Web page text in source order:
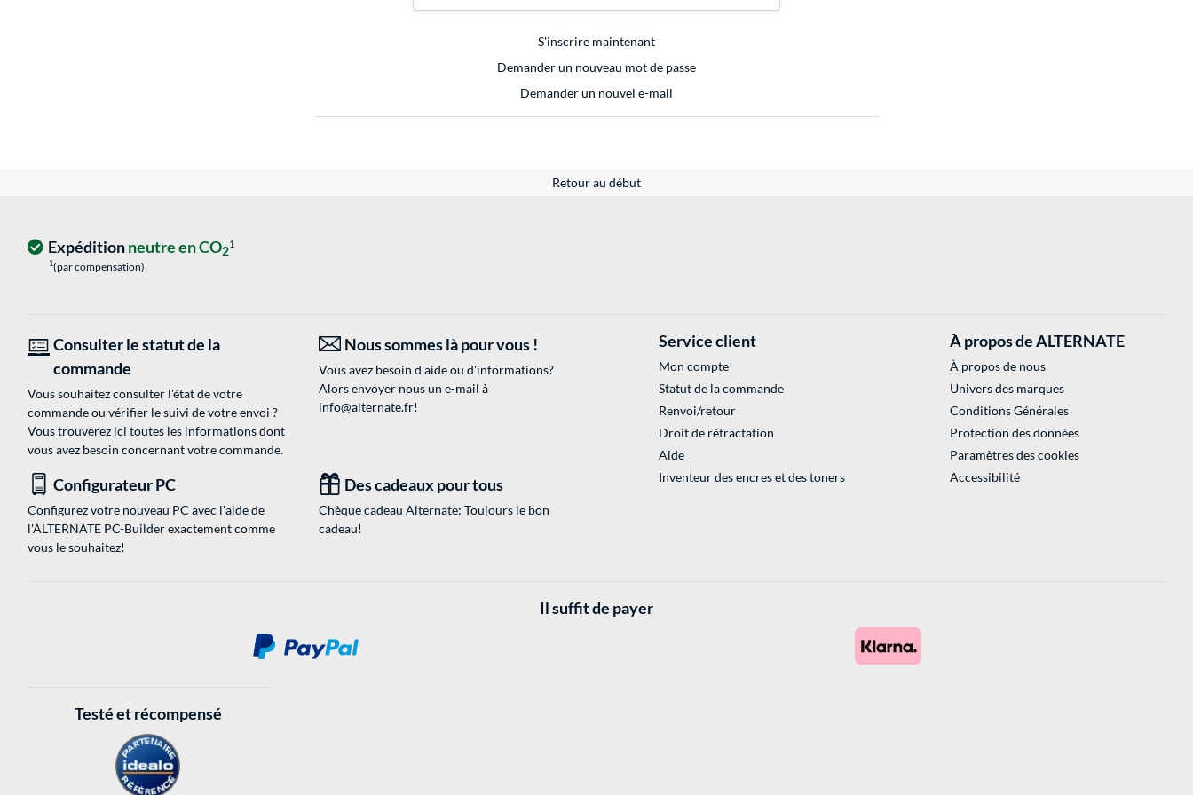
S'inscrire maintenant
Demander un nouveau mot de passe
Demander un nouvel e-mail
Retour au début
Expéditionneutre en CO21
1(par compensation)
Consulter le statut de la
commande
Vous souhaitez consulter l'état de votre
commande ou vérifier le suivi de votre envoi ?
Vous trouverez ici toutes les informations dont
vous avez besoin concernant votre commande.
Nous sommes là pour vous !
Vous avez besoin d'aide ou d'informations?
Alors envoyer nous un e-mail à
info@alternate.fr!
Configurateur PC
Configurez votre nouveau PC avec l'aide de
l'ALTERNATE PC-Builder exactement comme
vous le souhaitez!
Des cadeaux pour tous
Chèque cadeau Alternate: Toujours le bon
cadeau!
Service client
Mon compte
Statut de la commande
Renvoi/retour
Droit de rétractation
Aide
Inventeur des encres et des toners
À propos de ALTERNATE
À propos de nous
Univers des marques
Conditions Générales
Protection des données
Paramètres des cookies
Accessibilité
Il suffit de payer
Testé et récompensé